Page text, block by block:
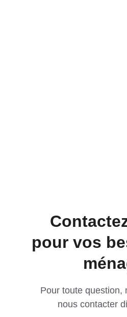
pour vos
Pour toute question,
nous contacter